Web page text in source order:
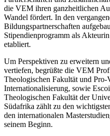
die VEM ihren ganzheitlichen
Wandel fördert. In den
Bildungspartnerschaften
Stipendienprogramm als
etabliert.
Um Perspektiven zu erweitern
vertiefen, begrüßte die VEM
Theologischen Fakultät und
Internationalisierung, sowie
Theologischen Fakultät der
Südafrika zählt zu den
den internationalen
seinem Beginn.